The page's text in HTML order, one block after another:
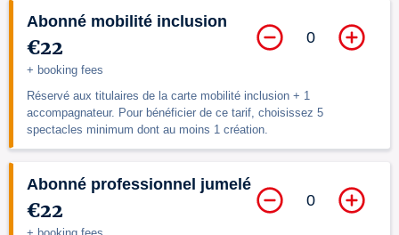
Abonné mobilité inclusion
€22
+ booking fees
Réservé aux titulaires de la carte mobilité inclusion + 1
accompagnateur. Pour bénéficier de ce tarif, choisissez 5
spectacles minimum dont au moins 1 création.
0
Abonné professionnel jumelé
€22 0